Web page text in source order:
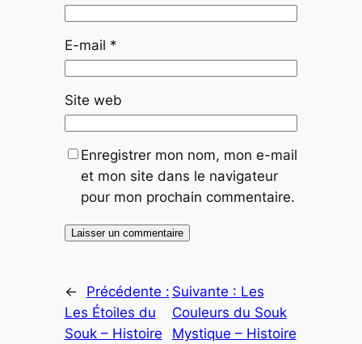
E-mail *
Site web
Enregistrer mon nom, mon e-mail
et mon site dans le navigateur
pour mon prochain commentaire.
←
Précédente :
Les Étoiles du
Souk – Histoire
Suivante : Les
Couleurs du Souk
Mystique – Histoire